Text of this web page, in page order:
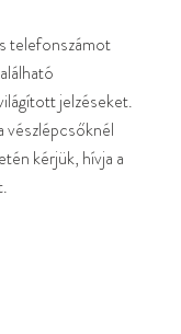
telefonszámot
jelzéseket.
vészlépcsőknél
kérjük, hívja a